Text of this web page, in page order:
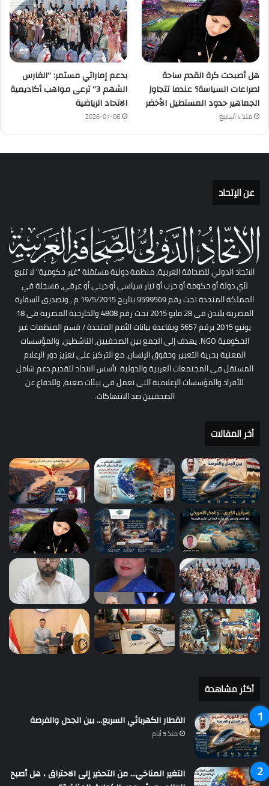
هل أصبحت كرة القدم ساحة
لصراعات السياسة؟ عندما تتجاوز
الجماهير حدود المستطيل الأخضر
منذ 4 أسابيع
بدعم إماراتي مستمر: “الفارس
الشهم 3” ترعى مواهب أكاديمية
الاتحاد الرياضية
2026-07-06
عن الإتحاد
الاتحاد الدولي للصحافة العربية، منظمة دولية مستقلة "غير حكومية" لا تتبع
لأي دولة أو حكومة أو حزب أو تيار سياسي أو ديني أو عرقي، مسجلة في
المملكة المتحدة تحت رقم 9599569 بتاريخ 19/5/2015 م , وتصديق السفارة
المصرية بلندن فى 28 مايو 2015 تحت رقم 4808 والخارجية المصرية فى 18
يونيو 2015 برقم 5657 وبقاعدة بيانات الأمم المتحدة / قسم المنظمات غير
الحكومية NGO. يهدف إلى الجمع بين الصحفيين، الناشطين، والمؤسسات
المعنية بحرية التعبير وحقوق الإنسان، مع التركيز على تعزيز دور الإعلام
المستقل في المجتمعات العربية والدولية. تأسس الاتحاد لتقديم دعم شامل
للأفراد والمؤسسات الإعلامية التي تعمل في بيئات صعبة، وللدفاع عن
الصحفيين ضد الانتهاكات.
أخر المقالات
أكثر مشاهدة
القطار الكهربائي السريع… بين الجدل والفرصة
منذ 5 أيام
التغير المناخي… من التحذير إلى الاحتراق ، هل أصبح